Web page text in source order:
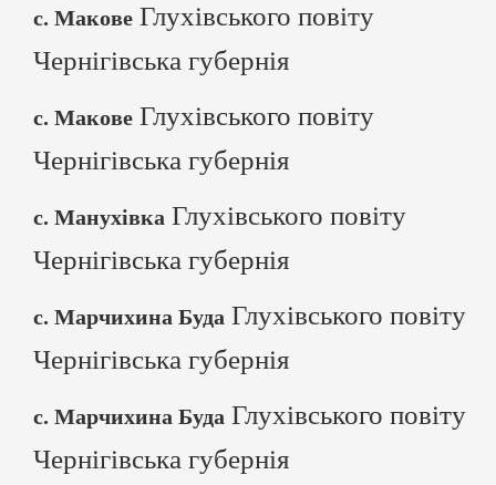
с. Макове Глухівського повіту
Чернігівська губернія
с. Макове Глухівського повіту
Чернігівська губернія
с. Манухівка Глухівського повіту
Чернігівська губернія
с. Марчихина Буда Глухівського повіту
Чернігівська губернія
с. Марчихина Буда Глухівського повіту
Чернігівська губернія